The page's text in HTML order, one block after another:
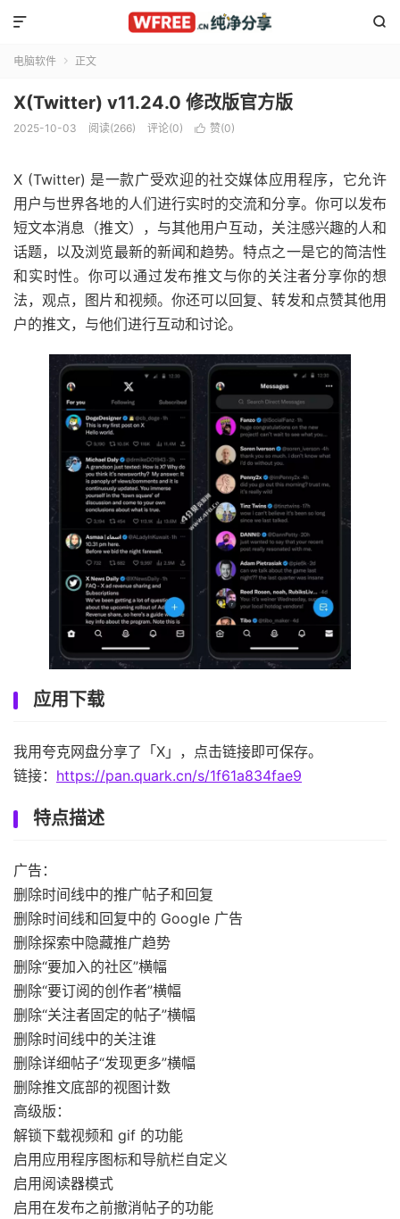


电脑软件  正文
X(Twitter) v11.24.0 修改版官方版
2025-10-03 阅读(266) 评论(0)  赞(0)
X (Twitter) 是一款广受欢迎的社交媒体应用程序，它允许
用户与世界各地的人们进行实时的交流和分享。你可以发布
短文本消息（推文），与其他用户互动，关注感兴趣的人和
话题，以及浏览最新的新闻和趋势。特点之一是它的简洁性
和实时性。你可以通过发布推文与你的关注者分享你的想
法，观点，图片和视频。你还可以回复、转发和点赞其他用
户的推文，与他们进行互动和讨论。
应用下载
我用夸克网盘分享了「X」，点击链接即可保存。
链接： https://pan.quark.cn/s/1f61a834fae9
特点描述
广告：
删除时间线中的推广帖子和回复
删除时间线和回复中的 Google 广告
删除探索中隐藏推广趋势
删除“要加入的社区”横幅
删除“要订阅的创作者”横幅
删除“关注者固定的帖子”横幅
删除时间线中的关注谁
删除详细帖子“发现更多”横幅
删除推文底部的视图计数
高级版：
解锁下载视频和 gif 的功能
启用应用程序图标和导航栏自定义
启用阅读器模式
启用在发布之前撤消帖子的功能